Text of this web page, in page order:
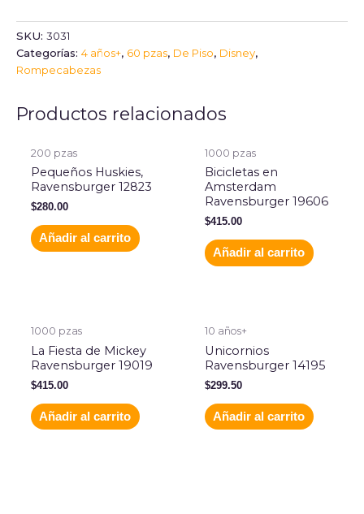
SKU: 3031
Categorías: 4 años+, 60 pzas, De Piso, Disney,
Rompecabezas
Productos relacionados
200 pzas
Pequeños Huskies,
Ravensburger 12823
$280.00
Añadir al carrito
1000 pzas
Bicicletas en
Amsterdam
Ravensburger 19606
$415.00
Añadir al carrito
1000 pzas
La Fiesta de Mickey
Ravensburger 19019
$415.00
Añadir al carrito
10 años+
Unicornios
Ravensburger 14195
$299.50
Añadir al carrito